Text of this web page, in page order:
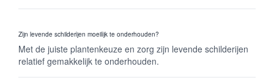
Zijn levende schilderijen moeilijk te onderhouden?
Met de juiste plantenkeuze en zorg zijn levende schilderijen
relatief gemakkelijk te onderhouden.